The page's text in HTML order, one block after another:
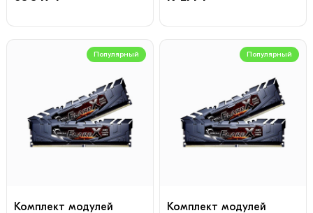
Популярный
Комплект модулей
Популярный
Комплект модулей